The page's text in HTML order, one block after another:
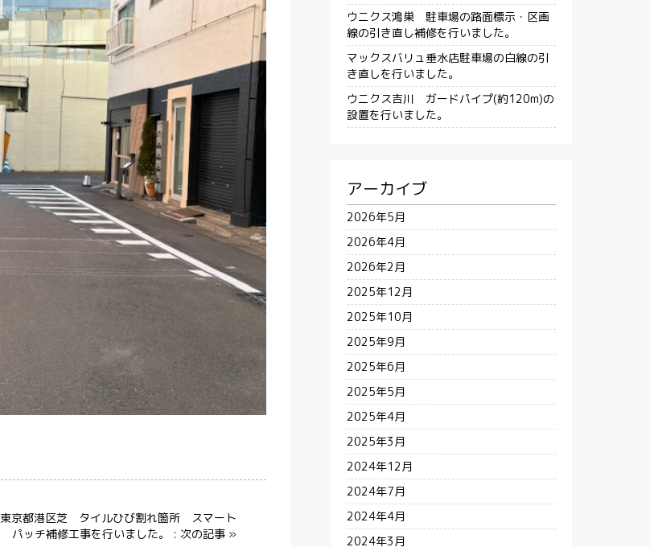
東京都港区芝 タイルひび割れ箇所 スマート
パッチ補修工事を行いました。 : 次の記事 »
ウニクス鴻巣 駐車場の路面標示・区画
線の引き直し補修を行いました。
マックスバリュ垂水店駐車場の白線の引
き直しを行いました。
ウニクス吉川 ガードパイプ(約120m)の
設置を行いました。
アーカイブ
2026年5月
2026年4月
2026年2月
2025年12月
2025年10月
2025年9月
2025年6月
2025年5月
2025年4月
2025年3月
2024年12月
2024年7月
2024年4月
2024年3月